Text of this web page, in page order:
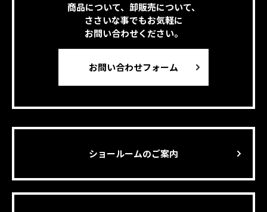
商品について、卸販売について、
ささいな事でもお気軽に
お問い合わせください。
お問い合わせフォーム
ショールームのご案内